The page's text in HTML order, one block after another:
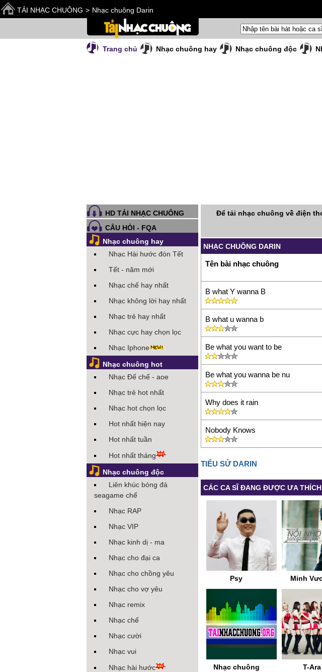
TẢI NHẠC CHUÔNG > Nhạc chuông Darin
Trang chủ Nhạc chuông hay Nhạc chuông độc
HD TẢI NHẠC CHUÔNG
CÂU HỎI - FQA
Nhạc chuông hay
Nhạc Hài hước đón Tết
Tết - năm mới
Nhạc chế hay nhất
Nhạc không lời hay nhất
Nhạc trẻ hay nhất
Nhạc cực hay chọn lọc
Nhạc Iphone
Nhạc chuông hot
Nhạc Đế chế - aoe
Nhạc trẻ hot nhất
Nhạc hot chọn lọc
Hot nhất hiện nay
Hot nhất tuần
Hot nhất tháng
Nhạc chuông độc
Liên khúc bóng đá
seagame chế
Nhạc RAP
Nhạc VIP
Nhạc kinh dị - ma
Nhạc cho đại ca
Nhạc cho chồng yêu
Nhạc cho vợ yêu
Nhạc remix
Nhạc chế
Nhạc cười
Nhạc vui
Nhạc hài hước
Để tải nhạc chuông về điện
NHẠC CHUÔNG DARIN
Tên bài nhạc chuông
B what Y wanna B
B what u wanna b
Be what you want to be
Be what you wanna be nu
Why does it rain
Nobody Knows
TIỂU SỬ DARIN
CÁC CA SĨ ĐANG ĐƯỢC ƯA
Psy Minh
Nhạc chuông T-Ara